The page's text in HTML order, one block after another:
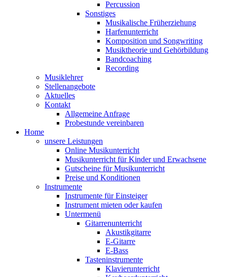
Percussion
Sonstiges
Musikalische Früherziehung
Harfenunterricht
Komposition und Songwriting
Musiktheorie und Gehörbildung
Bandcoaching
Recording
Musiklehrer
Stellenangebote
Aktuelles
Kontakt
Allgemeine Anfrage
Probestunde vereinbaren
Home
unsere Leistungen
Online Musikunterricht
Musikunterricht für Kinder und Erwachsene
Gutscheine für Musikunterricht
Preise und Konditionen
Instrumente
Instrumente für Einsteiger
Instrument mieten oder kaufen
Untermenü
Gitarrenunterricht
Akustikgitarre
E-Gitarre
E-Bass
Tasteninstrumente
Klavierunterricht